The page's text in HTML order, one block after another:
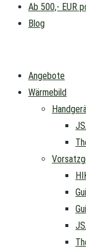
Ab 500,- EUR
Blog
Angebote
Wärmebild